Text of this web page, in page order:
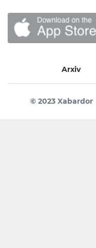
Arxiv
© 2023 Xabardor